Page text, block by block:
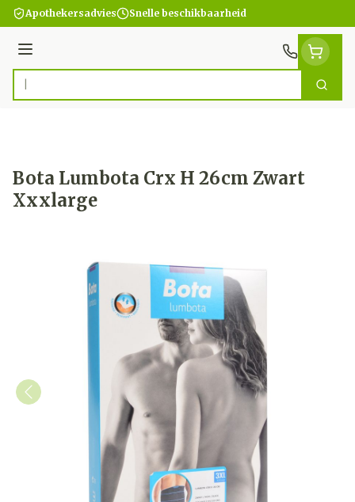
Ga naar de inhoud
Apothekersadvies Snelle beschikbaarheid
Menu
Product, merk, categorie... Zoek
Bota Lumbota Crx H 26cm Zwart
Xxxlarge